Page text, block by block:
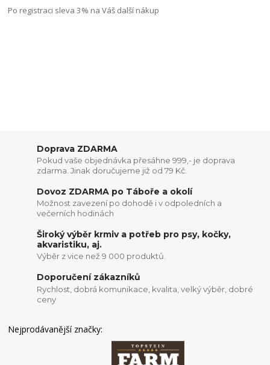
Po registraci sleva 3% na Váš další nákup
Doprava ZDARMA
Pokud vaše objednávka přesáhne 999,- je doprava
zdarma. Jinak doručujeme již od 79 Kč.
Dovoz ZDARMA po Táboře a okolí
Možnost zavezení po dohodě i v odpoledních a
večerních hodinách
Široký výběr krmiv a potřeb pro psy, kočky,
akvaristiku, aj.
Výběr z vice než 9 000 produktů.
Doporučení zákazníků
Rychlost, dobrá komunikace, kvalita, velký výběr, dobré
ceny
Nejprodávanější značky: